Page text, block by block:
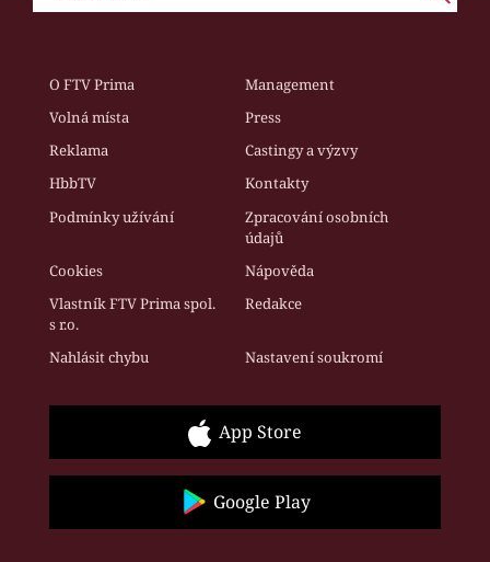
O FTV Prima
Management
Volná místa
Press
Reklama
Castingy a výzvy
HbbTV
Kontakty
Podmínky užívání
Zpracování osobních
údajů
Cookies
Nápověda
Vlastník FTV Prima spol.
s r.o.
Redakce
Nahlásit chybu Nastavení soukromí
App Store
Google Play